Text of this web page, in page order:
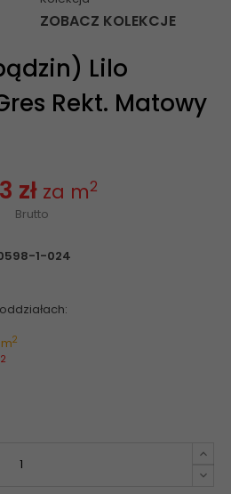
ZOBACZ KOLEKCJE
Lilo
Rekt. Matowy
zł za m2
Brutto
1-024
2
2